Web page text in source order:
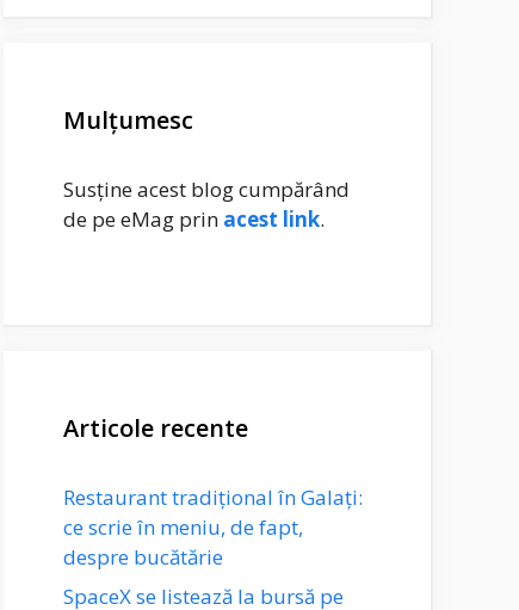
Mulțumesc
Susține acest blog cumpărând
de pe eMag prin acest link.
Articole recente
Restaurant tradițional în Galați:
ce scrie în meniu, de fapt,
despre bucătărie
SpaceX se listează la bursă pe